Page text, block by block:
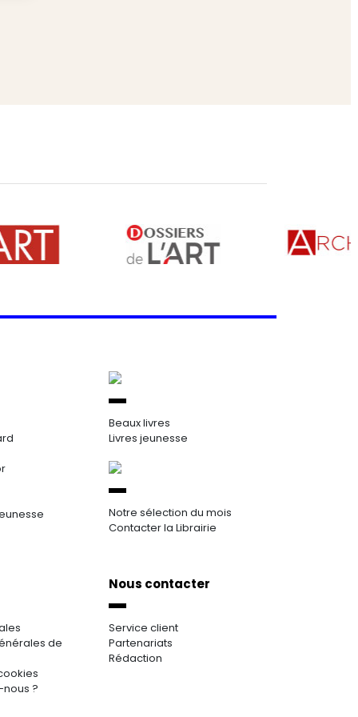
Beaux livres
Livres jeunesse
Notre sélection du mois
Contacter la Librairie
de
?
Nous contacter
Service client
Partenariats
Rédaction